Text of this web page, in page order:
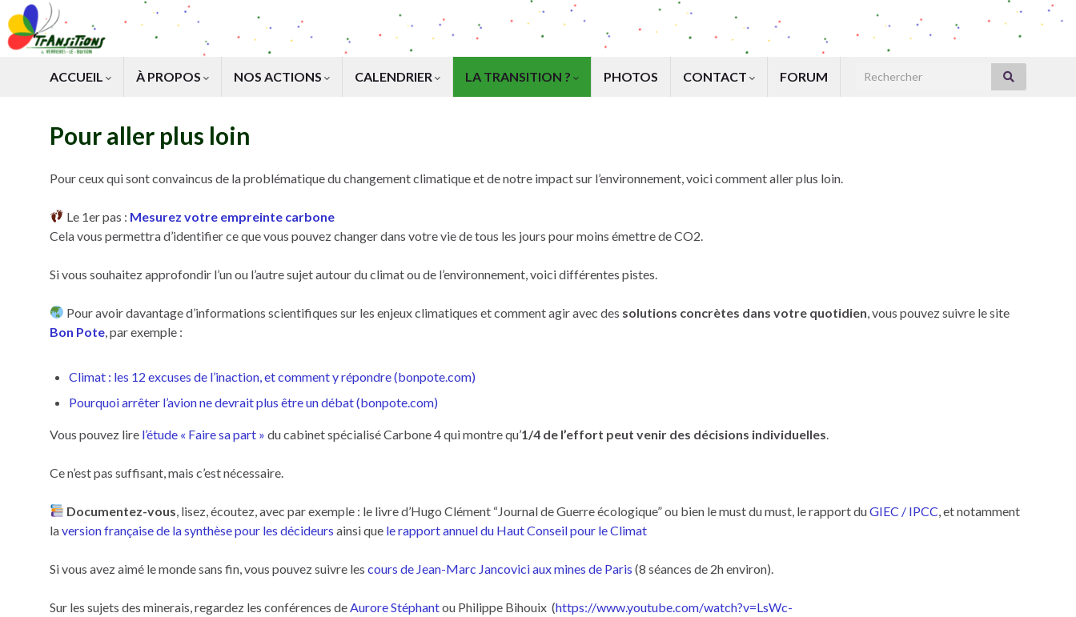
ACCUEIL À PROPOS NOS ACTIONS CALENDRIER LA TRANSITION ? PHOTOS CONTACT FORUM Search for:
Pour aller plus loin
Pour ceux qui sont convaincus de la problématique du changement climatique et de notre impact sur l’environnement, voici comment aller plus loin.
Le 1er pas : Mesurez votre empreinte carbone
Cela vous permettra d’identifier ce que vous pouvez changer dans votre vie de tous les jours pour moins émettre de CO2.
Si vous souhaitez approfondir l’un ou l’autre sujet autour du climat ou de l’environnement, voici différentes pistes.
Pour avoir davantage d’informations scientifiques sur les enjeux climatiques et comment agir avec des solutions concrètes dans votre quotidien, vous pouvez suivre le site
Bon Pote, par exemple :
Climat : les 12 excuses de l’inaction, et comment y répondre (bonpote.com)
Pourquoi arrêter l’avion ne devrait plus être un débat (bonpote.com)
Vous pouvez lire l’étude « Faire sa part » du cabinet spécialisé Carbone 4 qui montre qu’1/4 de l’effort peut venir des décisions individuelles.
Ce n’est pas suffisant, mais c’est nécessaire.
Documentez-vous, lisez, écoutez, avec par exemple : le livre d’Hugo Clément “Journal de Guerre écologique” ou bien le must du must, le rapport duGIEC / IPCC, et notamment
laversion française de la synthèse pour les décideurs ainsi que le rapport annuel du Haut Conseil pour le Climat
Si vous avez aimé le monde sans fin, vous pouvez suivre les cours de Jean-Marc Jancovici aux mines de Paris (8 séances de 2h environ).
Sur les sujets des minerais, regardez les conférences deAurore Stéphantou Philippe Bihouix (https://www.youtube.com/watch?v=LsWc-